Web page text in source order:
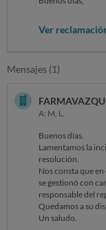
Escribo en
optimum evolution.
Desde el
farmacia a través
error, sin haber
La situación se
adquirir el
las latas recibidas
alternativas, lo
confort.
A fecha de hoy,
Ver
Mensajes (1)
A: M. L.
Buenos días.
Lamentamos la
resolución.
Nos consta que
se gestionó con
responsable del
Quedamos a su
Un saludo.